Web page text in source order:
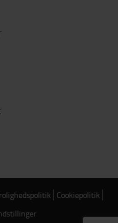
Cookiepolitik